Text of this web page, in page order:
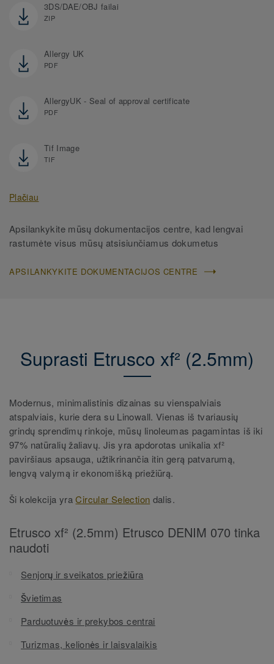
3DS/DAE/OBJ failai
ZIP
Allergy UK
PDF
AllergyUK - Seal of approval certificate
PDF
Tif Image
TIF
Plačiau
Apsilankykite mūsų dokumentacijos centre, kad lengvai
rastumėte visus mūsų atsisiunčiamus dokumetus
APSILANKYKITE DOKUMENTACIJOS CENTRE
Suprasti Etrusco xf² (2.5mm)
Modernus, minimalistinis dizainas su vienspalviais
atspalviais, kurie dera su Linowall. Vienas iš tvariausių
grindų sprendimų rinkoje, mūsų linoleumas pagamintas iš iki
97% natūralių žaliavų. Jis yra apdorotas unikalia xf²
paviršiaus apsauga, užtikrinančia itin gerą patvarumą,
lengvą valymą ir ekonomišką priežiūrą.
Ši kolekcija yraCircular Selection dalis.
Etrusco xf² (2.5mm) Etrusco DENIM 070 tinka
naudoti
Senjorų ir sveikatos priežiūra
Švietimas
Parduotuvės ir prekybos centrai
Turizmas, kelionės ir laisvalaikis